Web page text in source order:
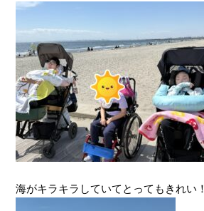
海がキラキラしていてとってもきれい！